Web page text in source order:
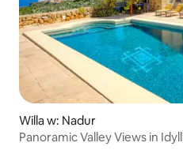
Willa w: Nadur
Panoramic Valley Views in